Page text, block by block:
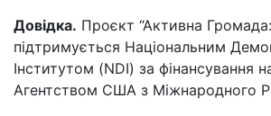
Довідка. Проєкт “Активна
підтримується Національним
Інститутом (NDI) за фінансування
Агентством США з Міжнародного